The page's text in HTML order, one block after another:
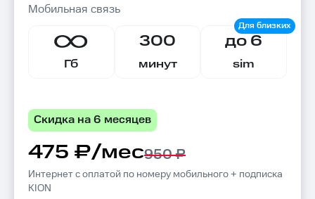
Мобильная связь
Гб
300
минут
до 6
sim
Скидка на 6 месяцев
475 ₽/мес950 ₽
Интернет с оплатой по номеру мобильного + подписка
KION